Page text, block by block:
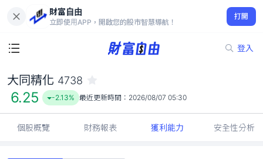
財富自由
立即使用APP，開啟您的股市智慧導航！
打開
登入
6.25
-2.13%
大同精化 4738
6.25 -2.13% 最近更新時間： 2026/08/07 05:30
個股概覽 財務報表 獲利能力 安全性分析